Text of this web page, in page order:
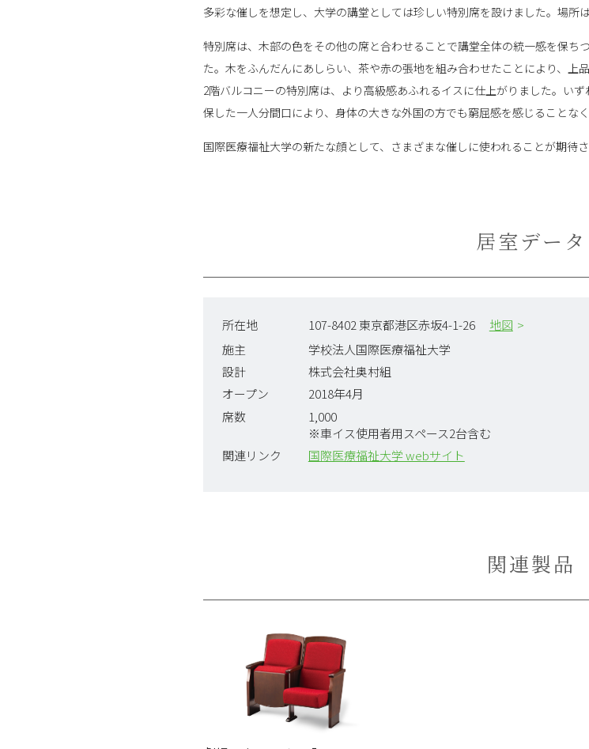
多彩な催しを想定し、大学の講堂としては珍しい特別席を設けました。場所
特別席は、木部の色をその他の席と合わせることで講堂全体の統一感を保ち
た。木をふんだんにあしらい、茶や赤の張地を組み合わせたことにより、上
2階バルコニーの特別席は、より高級感あふれるイスに仕上がりました。い
保した一人分間口により、身体の大きな外国の方でも窮屈感を感じることな
国際医療福祉大学の新たな顔として、さまざまな催しに使われることが期待さ
居室データ
所在地 107-8402 東京都港区赤坂4-1-26
地図
施主
学校法人国際医療福祉大学
設計
株式会社奥村組
オープン
2018年4月
席数
1,000
※車イス使用者用スペース2台含む
関連リンク
国際医療福祉大学 webサイト
関連製品